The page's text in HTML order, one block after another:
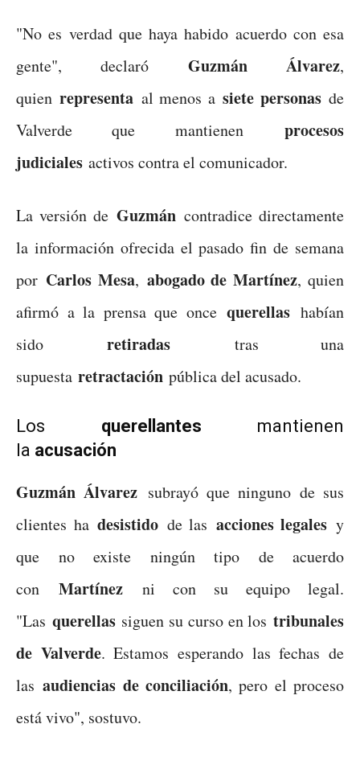
"No es verdad que haya habido acuerdo con esa
gente", declaróGuzmán Álvarez,
quienrepresenta al menos asiete personasde
Valverde que mantienen procesos
judiciales activos contra el comunicador.
La versión de Guzmán contradice directamente
la información ofrecida el pasado fin de semana
por Carlos Mesa, abogado de Martínez, quien
afirmó a la prensa que oncequerellas habían
sidoretiradas tras una
supuesta retractación pública del acusado.
Los querellantes mantienen
la acusación
Guzmán Álvarez subrayó que ninguno de sus
clientes hadesistido de las acciones legales y
que no existe ningún tipo de acuerdo
con Martínez ni con su equipo legal.
"Las querellassiguen su curso en lostribunales
de Valverde. Estamos esperando las fechas de
lasaudiencias de conciliación, pero el proceso
está vivo", sostuvo.